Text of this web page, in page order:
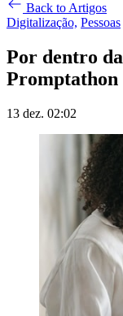
Back to Artigos
Digitalização, Pessoas
Por dentro
Promptathon
13 dez. 02:02